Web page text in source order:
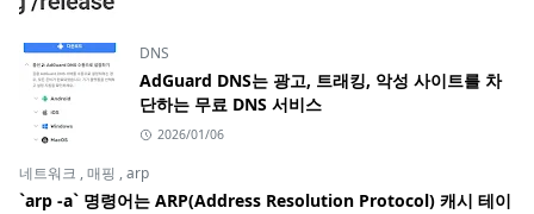
DNS
AdGuard DNS는 광고, 트래킹, 악성 사이트를 차
단하는 무료 DNS 서비스
2026/01/06
네트워크 ,매핑 ,arp
`arp -a` 명령어는 ARP(Address Resolution Protocol) 캐시 테이